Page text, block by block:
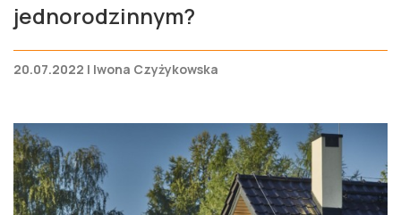
jednorodzinnym?
20.07.2022 | Iwona Czyżykowska